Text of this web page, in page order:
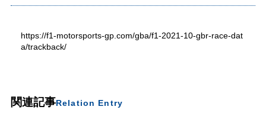
https://f1-motorsports-gp.com/gba/f1-2021-10-gbr-race-dat
a/trackback/
関連記事Relation Entry